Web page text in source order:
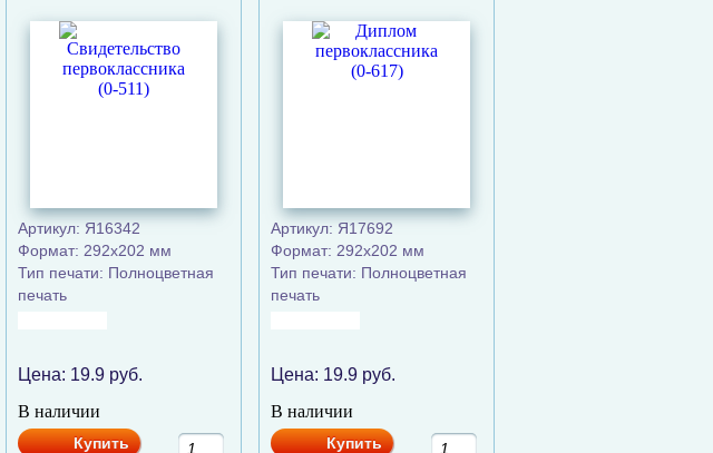
Артикул: Я16342
Формат: 292x202 мм
Тип печати: Полноцветная
печать
Цена: 19.9 руб.
В наличии
Купить
Артикул: Я17692
Формат: 292x202 мм
Тип печати: Полноцветная
печать
Цена: 19.9 руб.
В наличии
Купить